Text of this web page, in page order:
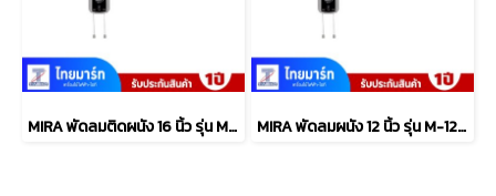
MIRA พัดลมติดผนัง 16 นิ้ว รุ่น M-1639 MIRA พัดลมผนัง 12 นิ้ว รุ่น M-1232